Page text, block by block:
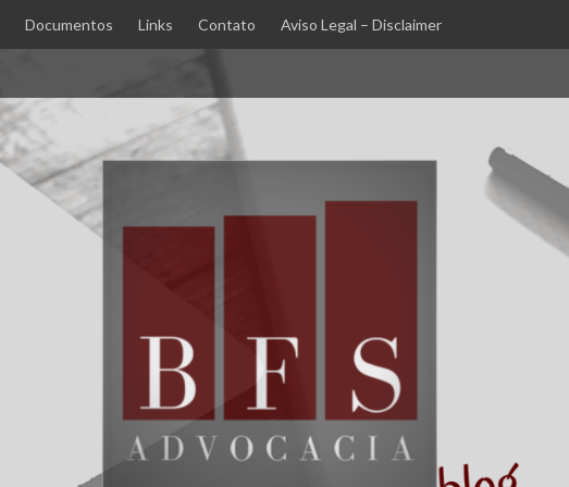
Documentos Links Contato Aviso Legal – Disclaimer